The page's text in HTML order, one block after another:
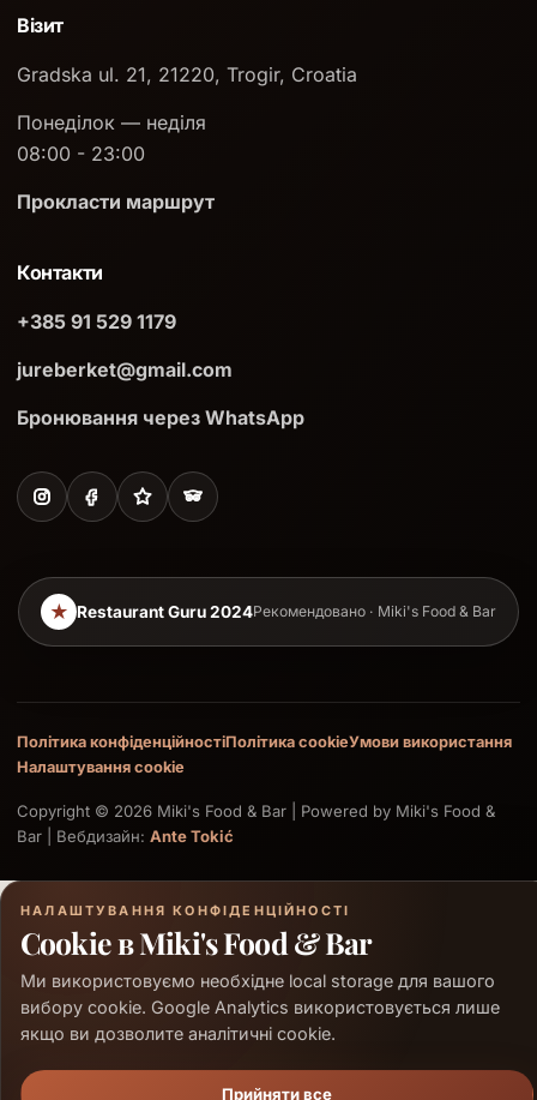
Візит
Gradska ul. 21, 21220, Trogir, Croatia
Понеділок — неділя
08:00 - 23:00
Прокласти маршрут
Контакти
+385 91 529 1179
jureberket@gmail.com
Бронювання через WhatsApp
★ Restaurant Guru 2024Рекомендовано · Miki's Food & Bar
Політика конфіденційностіПолітика cookieУмови використання
Налаштування cookie
Copyright © 2026 Miki's Food & Bar | Powered by Miki's Food &
Bar | Вебдизайн: Ante Tokić
НАЛАШТУВАННЯ КОНФІДЕНЦІЙНОСТІ
Cookie в Miki's Food & Bar
Ми використовуємо необхідне local storage для вашого
вибору cookie. Google Analytics використовується лише
якщо ви дозволите аналітичні cookie.
Прийняти все